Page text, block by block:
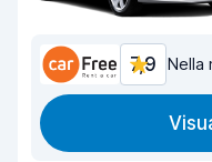
7,9 Nella